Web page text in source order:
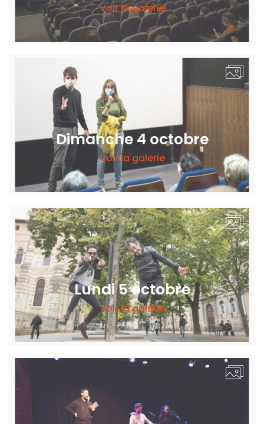
Voir la galerie
Dimanche 4 octobre
Voir la galerie
Lundi 5 octobre
Voir la galerie